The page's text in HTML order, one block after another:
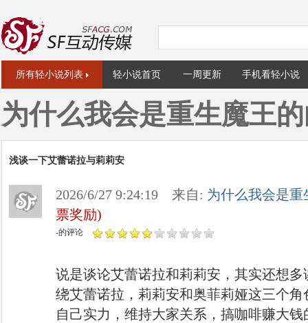
所有轻小说列表 轻小说首页 一周更新 手机看轻小说
为什么我会是重生魔王
浅谈一下艾蕾诺拉与莉莉安
2026/6/27 9:24:19 来自: 为什么我会是
票奖励)
-的评论
说是谈论艾蕾诺拉和莉莉安，其实还想
绕艾蕾诺拉，莉莉安和奥菲莉娅这三个
自己实力，维持大家关系，搞咖啡赚大